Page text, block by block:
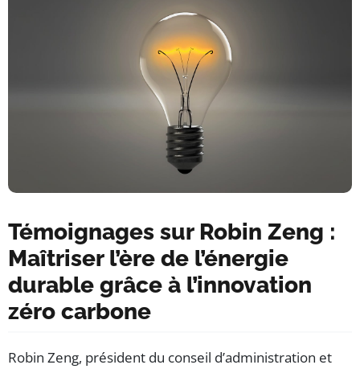
Témoignages sur Robin Zeng :
Maîtriser l’ère de l’énergie
durable grâce à l’innovation
zéro carbone
Robin Zeng, président du conseil d’administration et